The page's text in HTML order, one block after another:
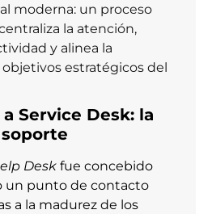
moderna: un proceso
la atención,
y alinea la
estratégicos del
Service Desk: la
Desk fue concebido
un punto de contacto
a la madurez de los